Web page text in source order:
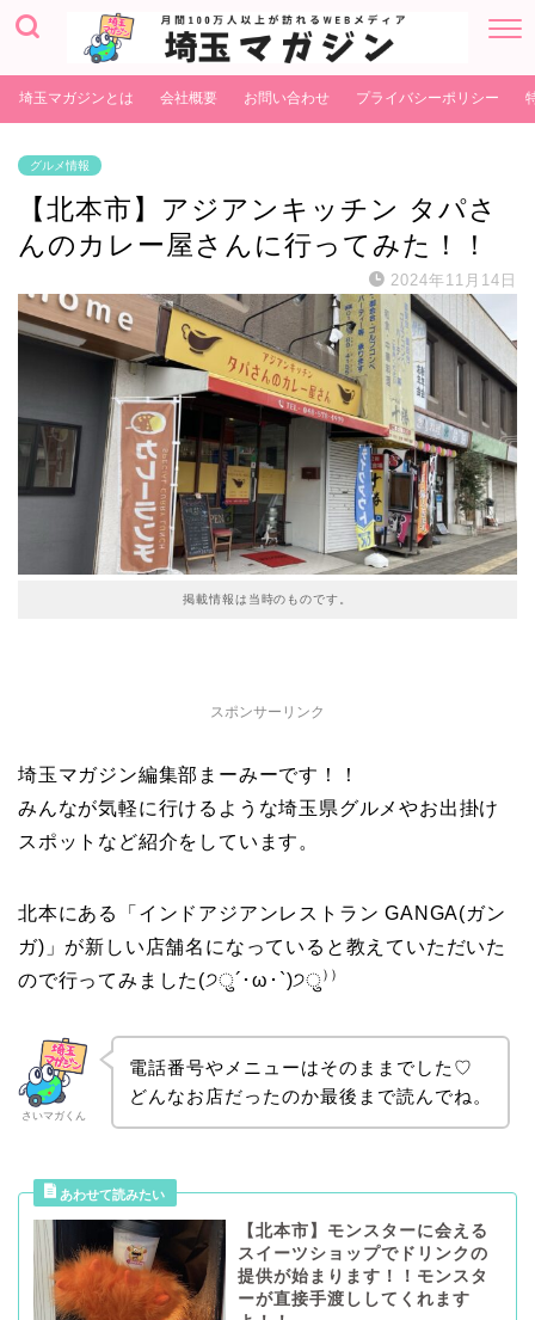
埼玉マガジンとは 会社概要 お問い合わせ プライバシーポリシー
グルメ情報
【北本市】アジアンキッチン タパさ
んのカレー屋さんに行ってみた！！
2024年11月14日
掲載情報は当時のものです。
スポンサーリンク
埼玉マガジン編集部まーみーです！！
みんなが気軽に行けるような埼玉県グルメやお出掛け
スポットなど紹介をしています。
北本にある「インドアジアンレストラン GANGA(ガン
ガ)」が新しい店舗名になっていると教えていただいた
ので行ってみました(੭ु´･ω･`)੭ु⁾⁾
さいマガくん
電話番号やメニューはそのままでした♡
どんなお店だったのか最後まで読んでね。
【北本市】モンスターに会える
スイーツショップでドリンクの
提供が始まります！！モンスタ
ーが直接手渡ししてくれます